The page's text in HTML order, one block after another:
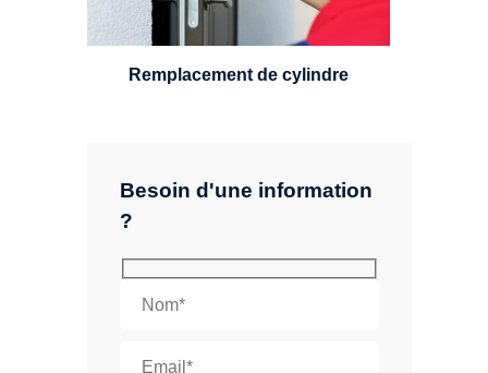
Besoin d'une information
?
multipoints.
Remplacement de cylindre